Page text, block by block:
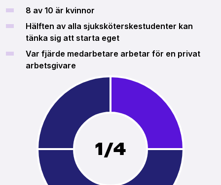
8 av 10 är kvinnor
Hälften av alla sjuksköterskestudenter kan
tänka sig att starta eget
Var fjärde medarbetare arbetar för en privat
arbetsgivare
1/4